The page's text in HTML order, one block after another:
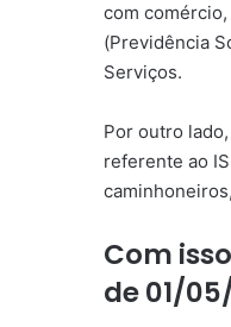
com
(Previdência
Serviços.
Por outro
referente ao
Com
de 01/